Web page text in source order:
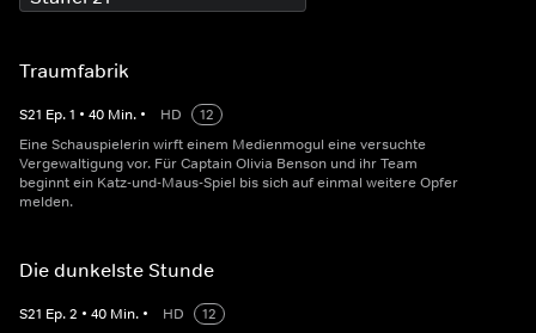
Traumfabrik
S21 Ep.1 • 40 Min. • HD
12
Eine Schauspielerin wirft einem Medienmogul eine versuchte
Vergewaltigung vor. Für Captain Olivia Benson und ihr Team
beginnt ein Katz-und-Maus-Spiel bis sich auf einmal weitere Opfer
melden.
Die dunkelste Stunde
S21 Ep.2 • 40 Min. • HD
12